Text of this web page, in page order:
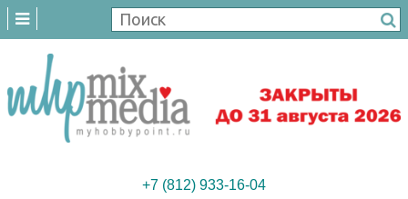
+7 (812) 933-16-04